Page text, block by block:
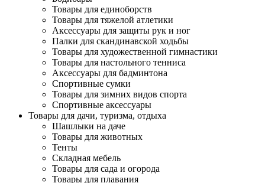
Товары для единоборств
Товары для тяжелой атлетики
Аксессуары для защиты рук и ног
Палки для скандинавской ходьбы
Товары для художественной гимнастики
Товары для настольного тенниса
Аксессуары для бадминтона
Спортивные сумки
Товары для зимних видов спорта
Спортивные аксессуары
Товары для дачи, туризма, отдыха
Шашлыки на даче
Товары для животных
Тенты
Складная мебель
Товары для сада и огорода
Товары для плавания